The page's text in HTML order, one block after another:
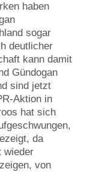
haben
sogar
deutlicher
kann damit
Gündogan
sind jetzt
Aktion in
hat sich
da
wieder
von